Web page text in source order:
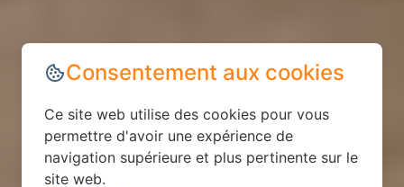
Consentement aux cookies
Ce site web utilise des cookies pour vous
permettre d'avoir une expérience de
navigation supérieure et plus pertinente sur le
site web.